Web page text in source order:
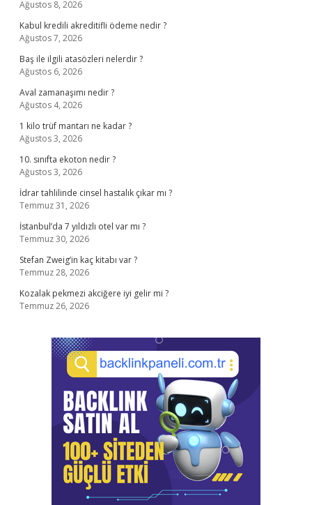
Ağustos 8, 2026
Kabul kredili akreditifli ödeme nedir ?
Ağustos 7, 2026
Baş ile ilgili atasözleri nelerdir ?
Ağustos 6, 2026
Aval zamanaşımı nedir ?
Ağustos 4, 2026
1 kilo trüf mantarı ne kadar ?
Ağustos 3, 2026
10. sınıfta ekoton nedir ?
Ağustos 3, 2026
İdrar tahlilinde cinsel hastalık çıkar mı ?
Temmuz 31, 2026
İstanbul’da 7 yıldızlı otel var mı ?
Temmuz 30, 2026
Stefan Zweig’in kaç kitabı var ?
Temmuz 28, 2026
Kozalak pekmezi akciğere iyi gelir mi ?
Temmuz 26, 2026